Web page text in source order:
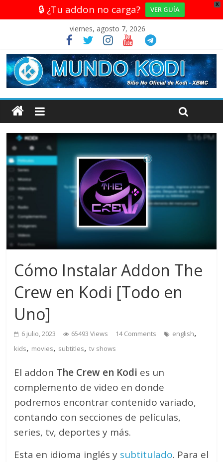
X
🔒 ¿Tu addon no carga? VER GUÍA
viernes, agosto 7, 2026
Cómo Instalar Addon The
Crew en Kodi [Todo en
Uno]
6 julio, 2023 65493 Views 14 Comments english,
kids, movies, subtitles,tv shows
El addon The Crew en Kodi es un
complemento de video en donde
podremos encontrar contenido variado,
contando con secciones de películas,
series, tv, deportes y más.
Esta en idioma inglés y subtitulado. Para el